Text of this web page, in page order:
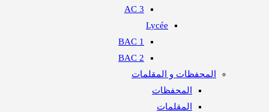
3 AC
Lycée
1 BAC
2 BAC
المحفظات و المقلمات
المحفظات
المقلمات